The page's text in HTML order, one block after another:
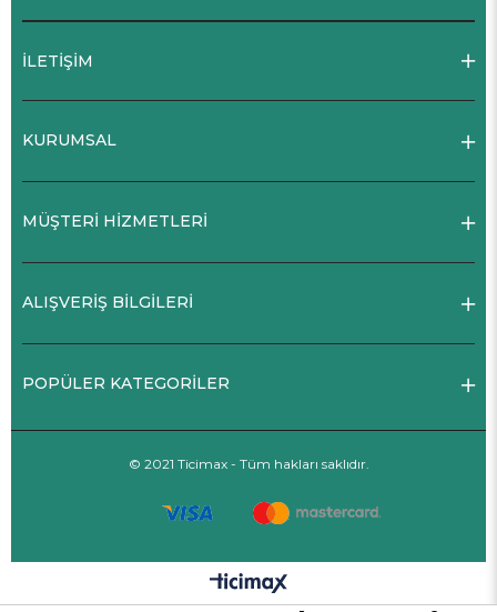
İLETİŞİM
KURUMSAL
MÜŞTERİ HİZMETLERİ
ALIŞVERİŞ BİLGİLERİ
POPÜLER KATEGORİLER
© 2021 Ticimax - Tüm hakları saklıdır.